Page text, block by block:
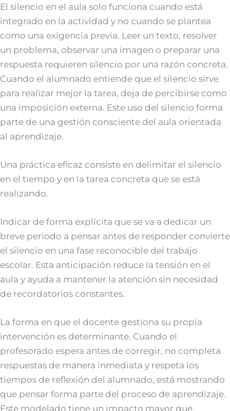
El silencio en el aula solo funciona cuando está
integrado en la actividad y no cuando se plantea
como una exigencia previa. Leer un texto, resolver
un problema, observar una imagen o preparar una
respuesta requieren silencio por una razón concreta.
Cuando el alumnado entiende que el silencio sirve
para realizar mejor la tarea, deja de percibirse como
una imposición externa. Este uso del silencio forma
parte de una gestión consciente del aula orientada
al aprendizaje.
Una práctica eficaz consiste en delimitar el silencio
en el tiempo y en la tarea concreta que se está
realizando.
Indicar de forma explícita que se va a dedicar un
breve periodo a pensar antes de responder convierte
el silencio en una fase reconocible del trabajo
escolar. Esta anticipación reduce la tensión en el
aula y ayuda a mantener la atención sin necesidad
de recordatorios constantes.
La forma en que el docente gestiona su propia
intervención es determinante. Cuando el
profesorado espera antes de corregir, no completa
respuestas de manera inmediata y respeta los
tiempos de reflexión del alumnado, está mostrando
que pensar forma parte del proceso de aprendizaje.
Este modelado tiene un impacto mayor que